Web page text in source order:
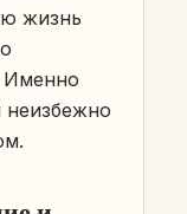
жизнь
Именно
неизбежно